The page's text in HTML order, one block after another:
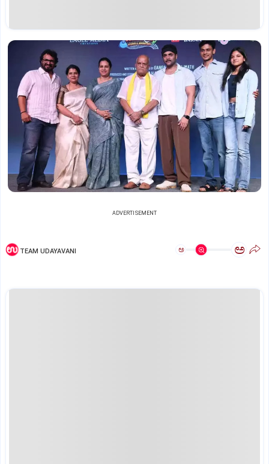
ADVERTISEMENT
TEAM UDAYAVANI ಅ ಅ